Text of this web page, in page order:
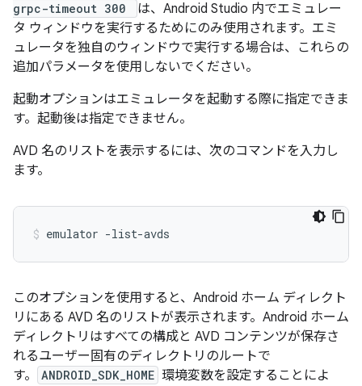
grpc-timeout 300
は、Android Studio 内でエミュレー
タ ウィンドウを実行するためにのみ使用されます。エミ
ュレータを独自のウィンドウで実行する場合は、これらの
追加パラメータを使用しないでください。
起動オプションはエミュレータを起動する際に指定できま
す。起動後は指定できません。
AVD 名のリストを表示するには、次のコマンドを入力し
ます。
emulator -list-avds
このオプションを使用すると、Android ホーム ディレクト
リにある AVD 名のリストが表示されます。Android ホーム
ディレクトリはすべての構成と AVD コンテンツが保存さ
れるユーザー固有のディレクトリのルートで
す。
ANDROID_SDK_HOME 環境変数を設定することによ